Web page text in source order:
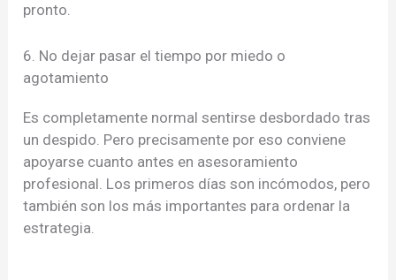
pronto.
6. No dejar pasar el tiempo por miedo o
agotamiento
Es completamente normal sentirse desbordado tras
un despido. Pero precisamente por eso conviene
apoyarse cuanto antes en asesoramiento
profesional. Los primeros días son incómodos, pero
también son los más importantes para ordenar la
estrategia.